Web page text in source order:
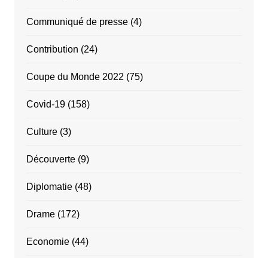
Communiqué de presse(4)
Contribution (24)
Coupe du Monde 2022 (75)
Covid-19(158)
Culture(3)
Découverte(9)
Diplomatie(48)
Drame(172)
Economie(44)